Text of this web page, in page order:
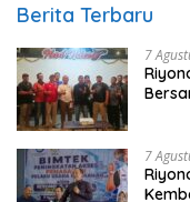
Berita Terbaru
7
7